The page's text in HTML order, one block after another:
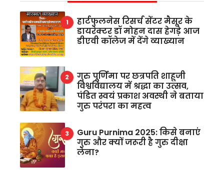
हार्टफुलनेस रिसर्च सेंटर मैसूर के
डायरेक्टर डॉ मोहन दास हेगड़े आज
डीएवी कॉलेज में देंगे व्याख्यान
गुरु पूर्णिमा पर छत्रपति शाहूजी
विश्वविद्यालय में श्रद्धा का उत्सव,
पंडित स्वयं प्रकाश अवस्थी ने बताया
गुरु परंपरा का महत्व
Guru Purnima 2025: किसे बनाएं
गुरु और क्यों जरूरी है गुरु दीक्षा
लेना?